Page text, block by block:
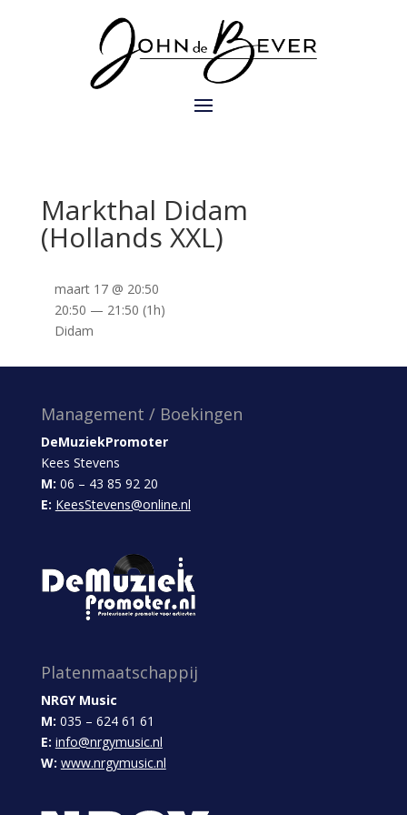
Markthal Didam
(Hollands XXL)
maart 17 @ 20:50
20:50 — 21:50 (1h)
Didam
Management / Boekingen
DeMuziekPromoter
Kees Stevens
M: 06 – 43 85 92 20
E: KeesStevens@online.nl
Platenmaatschappij
NRGY Music
M: 035 – 624 61 61
E: info@nrgymusic.nl
W: www.nrgymusic.nl